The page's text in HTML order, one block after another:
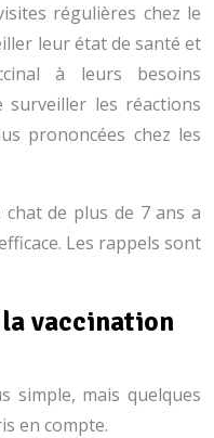
régulières chez le
leur état de santé et
à leurs besoins
surveiller les réactions
prononcées chez les
de plus de 7 ans a
Les rappels sont
vaccination
simple, mais quelques
en compte.